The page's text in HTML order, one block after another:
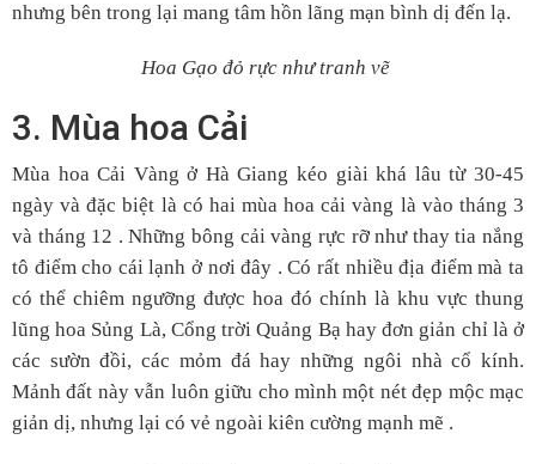
nhưng bên trong lại mang tâm hồn lãng mạn bình dị đến lạ.
Hoa Gạo đỏ rực như tranh vẽ
3. Mùa hoa Cải
Mùa hoa Cải Vàng ở Hà Giang kéo giài khá lâu từ 30-45
ngày và đặc biệt là có hai mùa hoa cải vàng là vào tháng 3
và tháng 12 . Những bông cải vàng rực rỡ như thay tia nắng
tô điểm cho cái lạnh ở nơi đây . Có rất nhiều địa điểm mà ta
có thể chiêm ngưỡng được hoa đó chính là khu vực thung
lũng hoa Sủng Là, Cổng trời Quảng Bạ hay đơn giản chỉ là ở
các sườn đồi, các mỏm đá hay những ngôi nhà cổ kính.
Mảnh đất này vẫn luôn giữu cho mình một nét đẹp mộc mạc
giản dị, nhưng lại có vẻ ngoài kiên cường mạnh mẽ .